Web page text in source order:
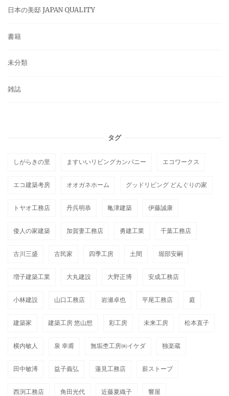
日本の美邸 JAPAN QUALITY
書籍
未分類
雑誌
タグ
しがらきの里 ますいいリビングカンパニー エコワークス
エコ建築考房 オオガネホーム グッドリビング どんぐりの家
トヤオ工務店 丹呉明恭 亀津建築 伊藤誠康
倭人の家建築 加賀妻工務店 勇建工業 千葉工務店
古川三盛 古民家 四季工房 土間 堀部安嗣
増子建築工業 大丸建設 大野正博 安成工務店
小林建設 山口工務店 岩瀬卓也 平尾工務店 庭
建築家 建築工房 悠山想 彩工房 未来工房 松本直子
横内敏人 泉 幸甫 無垢杢工房㈱イケダ 独楽蔵
田中敏溥 益子義弘 蓮見工務店 薪ストーブ
西渕工務店 角田光代 近藤夏織子 響屋